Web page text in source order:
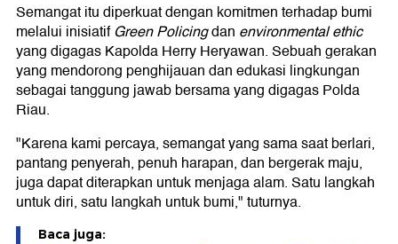
Semangat itu diperkuat dengan komitmen terhadap bumi
melalui inisiatifGreen Policingdan environmental ethic
yang digagas Kapolda Herry Heryawan. Sebuah gerakan
yang mendorong penghijauan dan edukasi lingkungan
sebagai tanggung jawab bersama yang digagas Polda
Riau.
"Karena kami percaya, semangat yang sama saat berlari,
pantang penyerah, penuh harapan, dan bergerak maju,
juga dapat diterapkan untuk menjaga alam. Satu langkah
untuk diri, satu langkah untuk bumi," tuturnya.
Baca juga: